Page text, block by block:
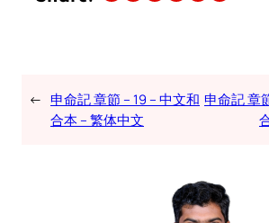
← 申命記 章節 – 19 – 中文和
合本 – 繁体中文
申命記 章